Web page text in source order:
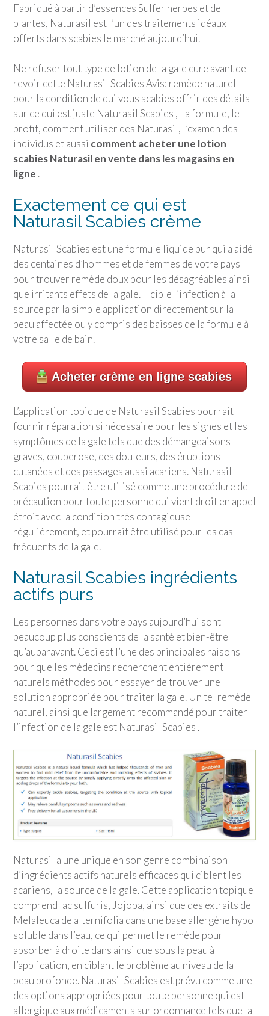
Fabriqué à partir d’essences Sulfer herbes et de
plantes, Naturasil est l’un des traitements idéaux
offerts dans scabies le marché aujourd’hui.
Ne refuser tout type de lotion de la gale cure avant de
revoir cette Naturasil Scabies Avis: remède naturel
pour la condition de qui vous scabies offrir des détails
sur ce qui est juste Naturasil Scabies , La formule, le
profit, comment utiliser des Naturasil, l’examen des
individus et aussi comment acheter une lotion
scabies Naturasil en vente dans les magasins en
ligne .
Exactement ce qui est
Naturasil Scabies crème
Naturasil Scabies est une formule liquide pur qui a aidé
des centaines d’hommes et de femmes de votre pays
pour trouver remède doux pour les désagréables ainsi
que irritants effets de la gale. Il cible l’infection à la
source par la simple application directement sur la
peau affectée ou y compris des baisses de la formule à
votre salle de bain.
Acheter crème en ligne scabies
L’application topique de Naturasil Scabies pourrait
fournir réparation si nécessaire pour les signes et les
symptômes de la gale tels que des démangeaisons
graves, couperose, des douleurs, des éruptions
cutanées et des passages aussi acariens. Naturasil
Scabies pourrait être utilisé comme une procédure de
précaution pour toute personne qui vient droit en appel
étroit avec la condition très contagieuse
régulièrement, et pourrait être utilisé pour les cas
fréquents de la gale.
Naturasil Scabies ingrédients
actifs purs
Les personnes dans votre pays aujourd’hui sont
beaucoup plus conscients de la santé et bien-être
qu’auparavant. Ceci est l’une des principales raisons
pour que les médecins recherchent entièrement
naturels méthodes pour essayer de trouver une
solution appropriée pour traiter la gale. Un tel remède
naturel, ainsi que largement recommandé pour traiter
l’infection de la gale est Naturasil Scabies .
Naturasil a une unique en son genre combinaison
d’ingrédients actifs naturels efficaces qui ciblent les
acariens, la source de la gale. Cette application topique
comprend lac sulfuris, Jojoba, ainsi que des extraits de
Melaleuca de alternifolia dans une base allergène hypo
soluble dans l’eau, ce qui permet le remède pour
absorber à droite dans ainsi que sous la peau à
l’application, en ciblant le problème au niveau de la
peau profonde. Naturasil Scabies est prévu comme une
des options appropriées pour toute personne qui est
allergique aux médicaments sur ordonnance tels que la